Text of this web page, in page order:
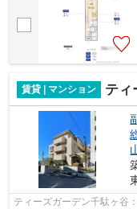
賃貸 | マンション ティ
ティーズガーデン千駄ヶ谷